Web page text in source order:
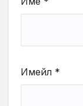
Имейл *